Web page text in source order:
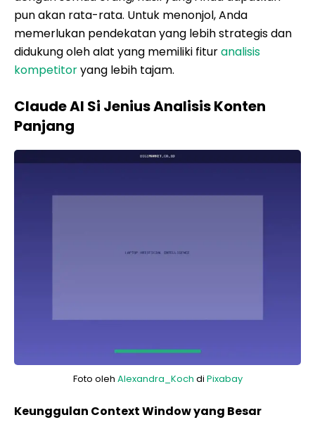
pun akan rata-rata. Untuk menonjol, Anda
memerlukan pendekatan yang lebih strategis dan
didukung oleh alat yang memiliki fituranalisis
kompetitoryang lebih tajam.
Claude AI Si Jenius Analisis Konten
Panjang
Foto oleh Alexandra_Koch di Pixabay
Keunggulan Context Window yang Besar